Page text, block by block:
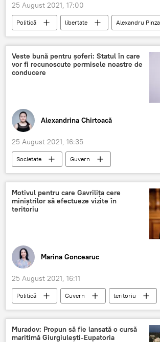
25 August 2021, 17:00
Politică libertate Alexandru
Veste bună pentru șoferi: Statul în care
vor fi recunoscute permisele noastre de
conducere
Alexandrina Chirtoacă
25 August 2021, 16:35
Societate
Guvern
permis de conducere
Lituania
Motivul pentru care Gavrilița cere
miniștrilor să efectueze vizite în
teritoriu
Marina Goncearuc
25 August 2021, 16:11
Politică Guvern
teritoriu
miniștri
Natalia Gavrilița
Muradov: Propun să fie lansată o cursă
maritimă Giurgiulești-Eupatoria